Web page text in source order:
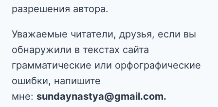
разрешения автора.
Уважаемые читатели, друзья, если вы
обнаружили в текстах сайта
грамматические или орфографические
ошибки, напишите
мне: sundaynastya@gmail.com.